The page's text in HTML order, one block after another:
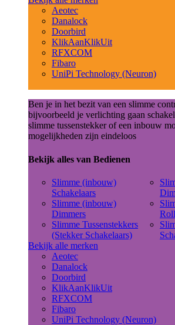
Aeotec
Danalock
Doorbird
KlikAanKlikUit
RFXCOM
Fibaro
UniPi Technology (Neuron)
Ben je in het bezit van een slimme
bijvoorbeeld je verlichting gaan
slimme tussenstekker of een inbouw
mogelijkheden zijn eindeloos
Bekijk alles van Bedienen
Slimme (inbouw)
Schakelaars
Slimme (inbouw)
Dimmers
Slimme Tussenstekkers
(Stekker Schakelaars)
Bekijk alle merken
Aeotec
Danalock
Doorbird
KlikAanKlikUit
RFXCOM
Fibaro
UniPi Technology (Neuron)